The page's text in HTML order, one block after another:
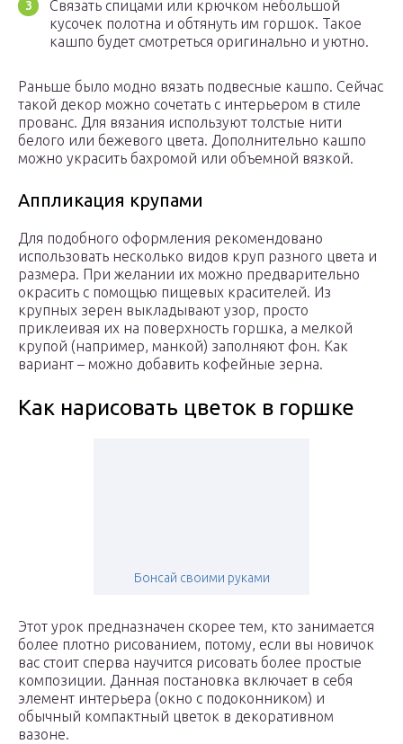
Связать спицами или крючком небольшой
кусочек полотна и обтянуть им горшок. Такое
кашпо будет смотреться оригинально и уютно.
Раньше было модно вязать подвесные кашпо. Сейчас
такой декор можно сочетать с интерьером в стиле
прованс. Для вязания используют толстые нити
белого или бежевого цвета. Дополнительно кашпо
можно украсить бахромой или объемной вязкой.
Аппликация крупами
Для подобного оформления рекомендовано
использовать несколько видов круп разного цвета и
размера. При желании их можно предварительно
окрасить с помощью пищевых красителей. Из
крупных зерен выкладывают узор, просто
приклеивая их на поверхность горшка, а мелкой
крупой (например, манкой) заполняют фон. Как
вариант – можно добавить кофейные зерна.
Как нарисовать цветок в горшке
Бонсай своими руками
Этот урок предназначен скорее тем, кто занимается
более плотно рисованием, потому, если вы новичок
вас стоит сперва научится рисовать более простые
композиции. Данная постановка включает в себя
элемент интерьера (окно с подоконником) и
обычный компактный цветок в декоративном
вазоне.